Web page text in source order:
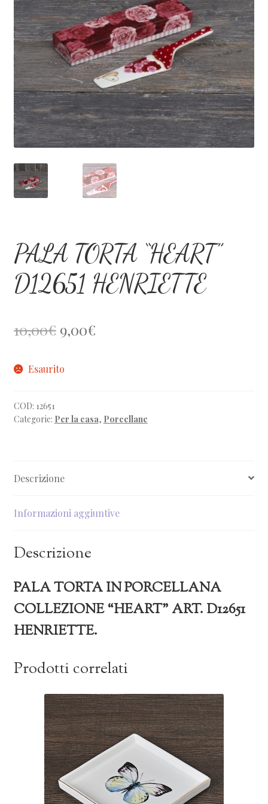
Dove Siamo
Eventi Speciali
Il mio account
Privacy Policy
Recesso
Shop
Termini e Condizioni
PALA TORTA “HEART”
D12651 HENRIETTE
10,00€ Il
originale
10,00€.
9,00€Il
9,00€.
Esaurito
COD: 12651
Categorie: Per la casa, Porcellane
Descrizione
Informazioni aggiuntive
Descrizione
PALA TORTA IN PORCELLANA
COLLEZIONE “HEART” ART. D12651
HENRIETTE.
Prodotti correlati